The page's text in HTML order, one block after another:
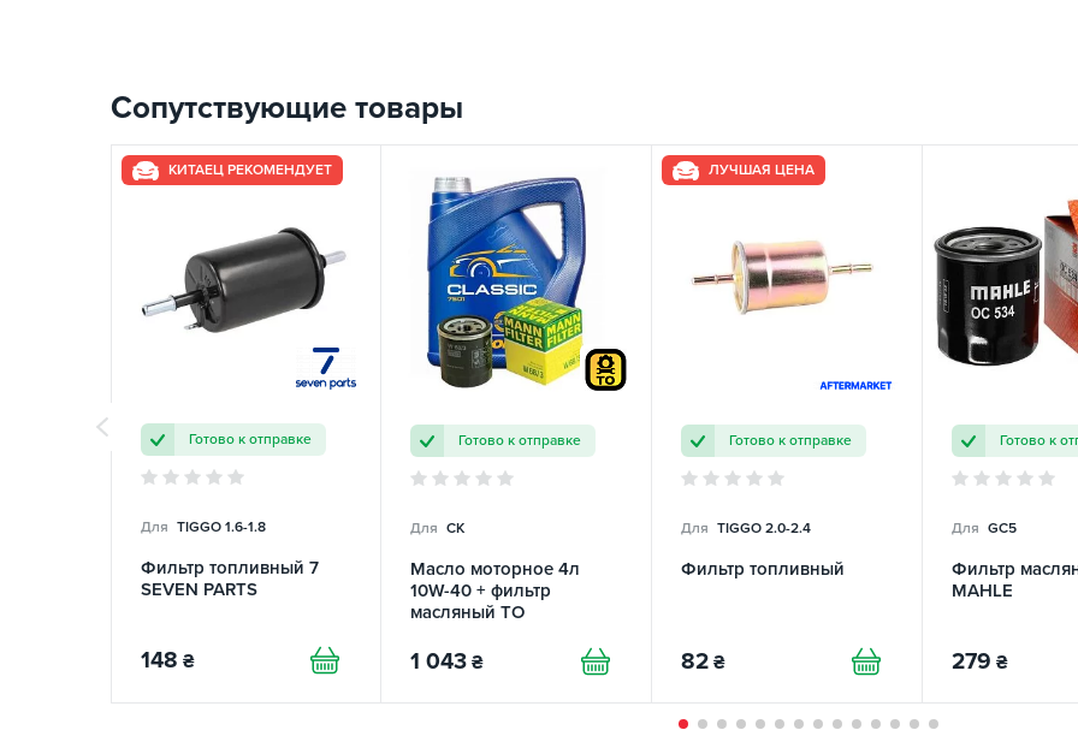
Сопутствующие товары
КИТАЕЦ РЕКОМЕНДУЕТ
Готово к отправке
Для TIGGO 1.6-1.8
Фильтр топливный 7
SEVEN PARTS
148 ₴
Готово к отправке
Для CK
Масло моторное 4л
10W-40 + фильтр
масляный TO
1 043 ₴
ЛУЧШАЯ ЦЕНА
Готово к отправке
Для TIGGO 2.0-2.4
Фильтр топливный
82 ₴
Готово к
Для GC5
Фильтр
MAHLE
279 ₴